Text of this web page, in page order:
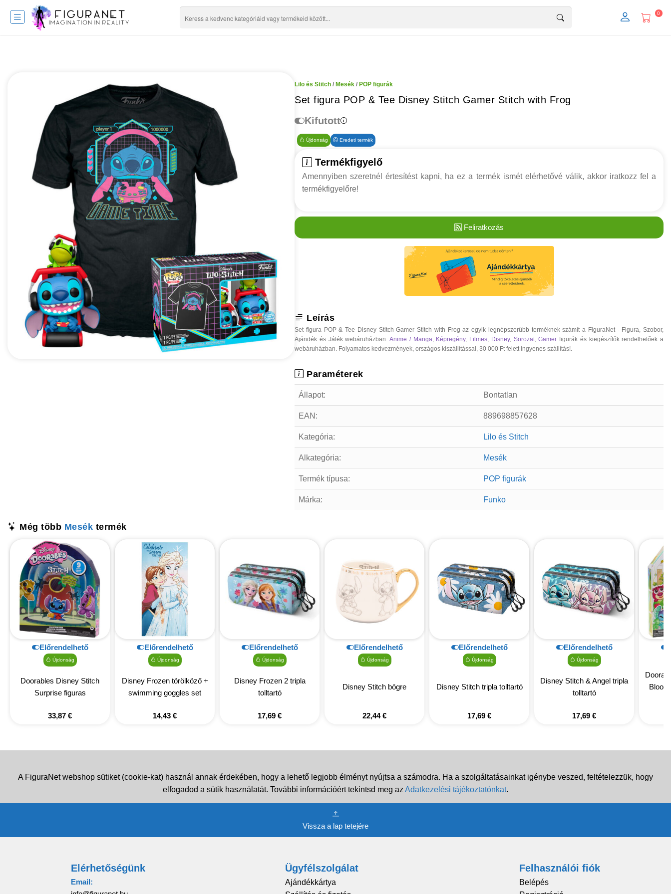
0
Lilo és Stitch / Mesék / POP figurák
Set figura POP & Tee Disney Stitch Gamer Stitch with Frog
Kifutott
Újdonság Eredeti termék
Termékfigyelő
Amennyiben szeretnél értesítést kapni, ha ez a termék ismét elérhetővé válik, akkor iratkozz fel a
termékfigyelőre!
Feliratkozás
Leírás
Set figura POP & Tee Disney Stitch Gamer Stitch with Frog az egyik legnépszerűbb terméknek számít a FiguraNet - Figura, Szobor,
Ajándék és Játék webáruházban. Anime / Manga Képregény, Filmes Disney, Sorozat,Gamer figurák és kiegészítők rendelhetőek a
webáruházban. Folyamatos kedvezmények, országos kiszállítással, 30 000 Ft felett ingyenes szállítás!.
Paraméterek
Állapot: Bontatlan
EAN: 889698857628
Kategória: Lilo és Stitch
Alkategória: Mesék
Termék típusa: POP figurák
Márka: Funko
Még több Mesék termék
Előrendelhető
Újdonság
Doorables Disney Stitch
Surprise figuras
33,87 €
Előrendelhető
Újdonság
Disney Frozen törölköző +
swimming goggles set
14,43 €
Előrendelhető
Újdonság
Disney Frozen 2 tripla
tolltartó
17,69 €
Előrendelhető
Újdonság
Disney Stitch bögre
22,44€
Előrendelhető
Újdonság
Disney Stitch tripla tolltartó
17,69 €
Előrendelhető
Újdonság
Disney Stitch & Angel tripla
tolltartó
17,69 €
A FiguraNet webshop sütiket (cookie-kat) használ annak érdekében, hogy a lehető legjobb élményt nyújtsa a számodra. Ha a szolgáltatásainkat igénybe veszed, feltételezzük, hogy
elfogadod a sütik használatát. További információért tekintsd meg az Adatkezelési tájékoztatónkat.
Vissza a lap tetejére
Elérhetőségünk
Email:
Ügyfélszolgálat
Ajándékkártya
Felhasználói fiók
Belépés